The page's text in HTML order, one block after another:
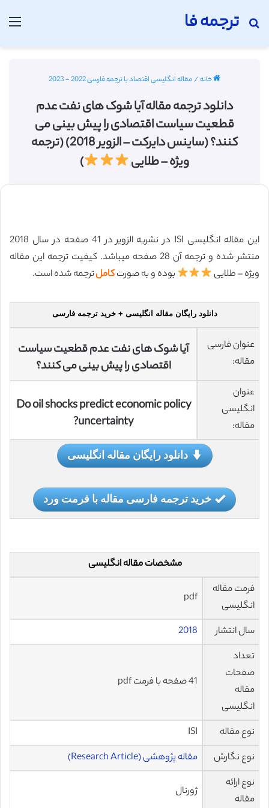
ترجمه فا
جستجو برای
خانه/مقاله انگلیسی اقتصاد با ترجمه فارسی 2022 - 2023
دانلود ترجمه مقاله آیا شوک های نفت عدم
قطعیت سیاست اقتصادی را پیش بینی می
کنند؟ (ساینس دایرکت – الزویر 2018) (ترجمه
ویژه – طلایی
)
این مقاله انگلیسی ISI در نشریه الزویر در 41 صفحه در سال 2018
منتشر شده و ترجمه آن 28 صفحه میباشد. کیفیت ترجمه این مقاله
ویژه – طلایی
بوده و به صورتکاملترجمه شده است.
دانلود رایگان مقاله انگلیسی + خرید ترجمه فارسی
عنوان فارسی
مقاله:
آیا شوک های نفت عدم قطعیت سیاست
اقتصادی را پیش بینی می کنند؟
عنوان
انگلیسی
مقاله:
Do oil shocks predict economic policy
uncertainty?
دانلود رایگان مقاله انگلیسی
خرید ترجمه فارسی مقاله با فرمت ورد
مشخصات مقاله انگلیسی
فرمت مقاله
انگلیسی
pdf
سال انتشار
2018
تعداد
صفحات
مقاله
انگلیسی
41 صفحه با فرمت pdf
نوع مقاله
ISI
نوع نگارش
مقاله پژوهشی (Research Article)
نوع ارائه
مقاله
ژورنال